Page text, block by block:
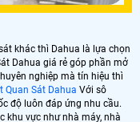
khác thì Dahua là lựa chọn
Dahua giá rẻ góp phần mở
nghiệp mà tín hiệu thì
Quan Sát Dahua Với sô
độ luôn đáp ứng nhu cầu.
khu vực như nhà máy, nhà